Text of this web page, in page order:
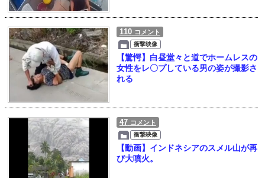
110 コメント
衝撃映像
【驚愕】白昼堂々と道でホームレスの
女性をレ〇プしている男の姿が撮影さ
れる
47 コメント
衝撃映像
【動画】インドネシアのスメル山が再
び大噴火。